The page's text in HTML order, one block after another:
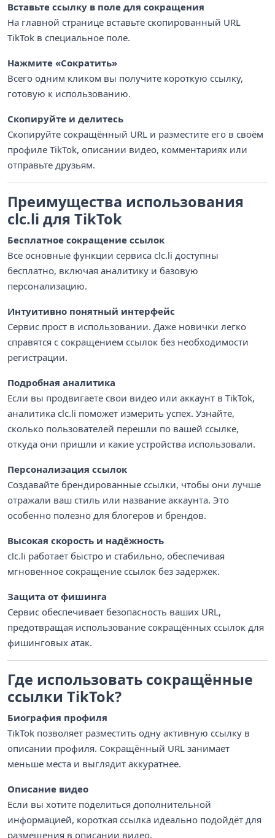
Вставьте ссылку в поле для сокращения
На главной странице вставьте скопированный URL
TikTok в специальное поле.
Нажмите «Сократить»
Всего одним кликом вы получите короткую ссылку,
готовую к использованию.
Скопируйте и делитесь
Скопируйте сокращённый URL и разместите его в своём
профиле TikTok, описании видео, комментариях или
отправьте друзьям.
Преимущества использования
clc.li для TikTok
Бесплатное сокращение ссылок
Все основные функции сервиса clc.li доступны
бесплатно, включая аналитику и базовую
персонализацию.
Интуитивно понятный интерфейс
Сервис прост в использовании. Даже новички легко
справятся с сокращением ссылок без необходимости
регистрации.
Подробная аналитика
Если вы продвигаете свои видео или аккаунт в TikTok,
аналитика clc.li поможет измерить успех. Узнайте,
сколько пользователей перешли по вашей ссылке,
откуда они пришли и какие устройства использовали.
Персонализация ссылок
Создавайте брендированные ссылки, чтобы они лучше
отражали ваш стиль или название аккаунта. Это
особенно полезно для блогеров и брендов.
Высокая скорость и надёжность
clc.li работает быстро и стабильно, обеспечивая
мгновенное сокращение ссылок без задержек.
Защита от фишинга
Сервис обеспечивает безопасность ваших URL,
предотвращая использование сокращённых ссылок для
фишинговых атак.
Где использовать сокращённые
ссылки TikTok?
Биография профиля
TikTok позволяет разместить одну активную ссылку в
описании профиля. Сокращённый URL занимает
меньше места и выглядит аккуратнее.
Описание видео
Если вы хотите поделиться дополнительной
информацией, короткая ссылка идеально подойдёт для
размещения в описании видео.